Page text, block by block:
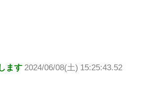
ます 2024/06/08(土) 15:25:43.52